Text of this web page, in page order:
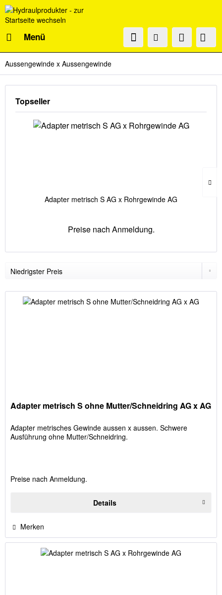
Menü
Aussengewinde x Aussengewinde
Topseller
Adapter metrisch S AG x Rohrgewinde AG
Preise nach Anmeldung.
Adapter metrisch S ohne Mutter/Schneidring AG x AG
Adapter metrisches Gewinde aussen x aussen. Schwere
Ausführung ohne Mutter/Schneidring.
Preise nach Anmeldung.
Details
Merken